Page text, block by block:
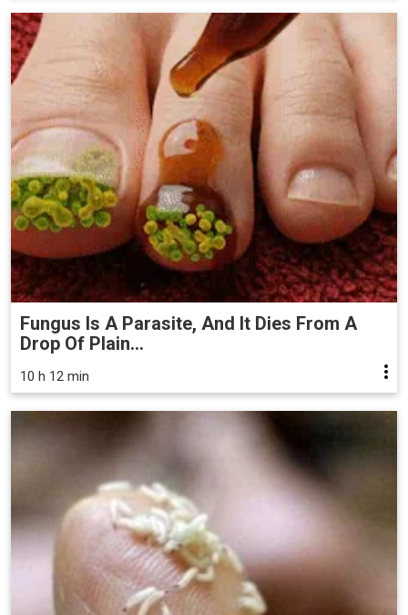
Fungus Is A Parasite, And It Dies From A
Drop Of Plain...
10 h 12 min